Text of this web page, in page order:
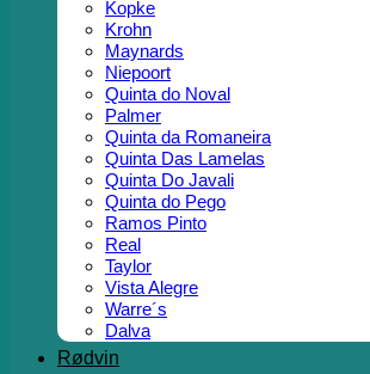
Kopke
Krohn
Maynards
Niepoort
Quinta do Noval
Palmer
Quinta da Romaneira
Quinta Das Lamelas
Quinta Do Javali
Quinta do Pego
Ramos Pinto
Real
Taylor
Vista Alegre
Warre´s
Dalva
Rødvin